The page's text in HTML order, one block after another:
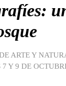
ARTE Y
Y 9 DE